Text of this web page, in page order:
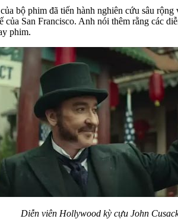
bộ phim đã tiến hành nghiên cứu sâu
San Francisco. Anh nói thêm rằng các
phim.
Diễn viên Hollywood kỳ cựu John